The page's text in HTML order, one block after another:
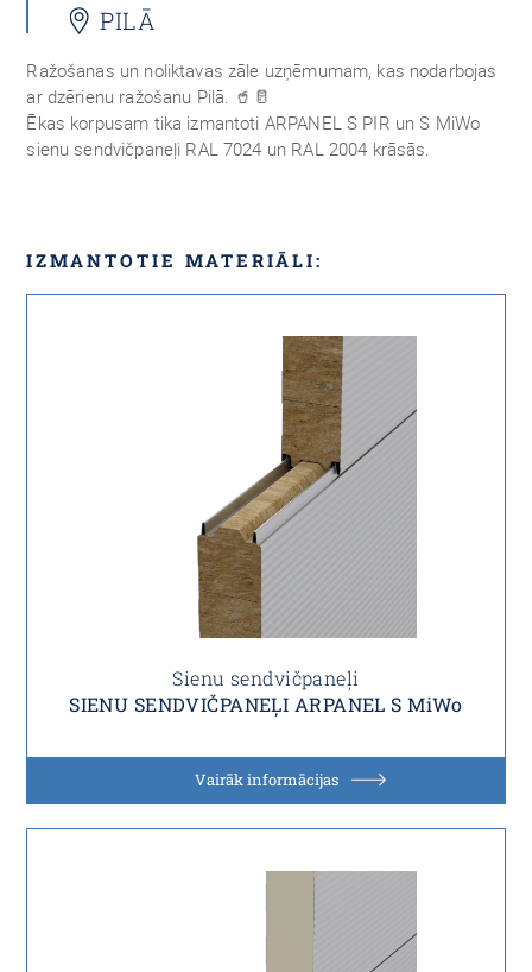
PILĀ
Ražošanas un noliktavas zāle uzņēmumam, kas nodarbojas
ar dzērienu ražošanu Pilā. 🥤🥛
Ēkas korpusam tika izmantoti ARPANEL S PIR un S MiWo
sienu sendvičpaneļi RAL 7024 un RAL 2004 krāsās.
IZMANTOTIE MATERIĀLI:
Sienu sendvičpaneļi
SIENU SENDVIČPANEĻI ARPANEL S MiWo
Vairāk informācijas